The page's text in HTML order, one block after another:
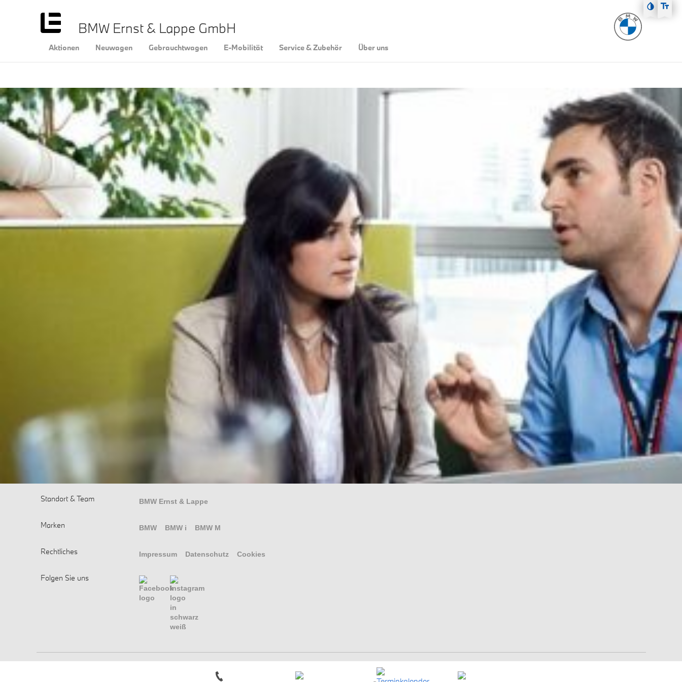
Zum Hauptmenü
Zum Inhalt
Zur Fußzeile
BMW Ernst & Lappe GmbH
Aktionen Neuwagen Gebrauchtwagen E-Mobilität Service & Zubehör Über uns
Standort & Team BMW Ernst & Lappe
Marken BMW BMW i BMW M
Rechtliches Impressum Datenschutz Cookies
Folgen Sie uns